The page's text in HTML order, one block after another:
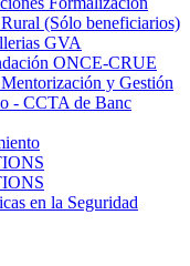
(Sólo beneficiarios)
GVA
ONCE-CRUE
y Gestión
- CCTA de Banc
en la Seguridad